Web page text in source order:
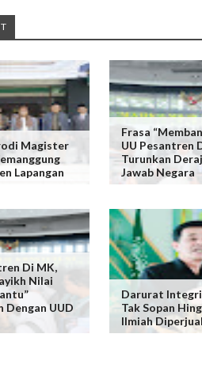
Magister
Lapangan
Frasa
UU Pesantren
Turunkan
Jawab Negara
Di MK,
Nilai
Dengan UUD
Darurat
Tak Sopan
Ilmiah